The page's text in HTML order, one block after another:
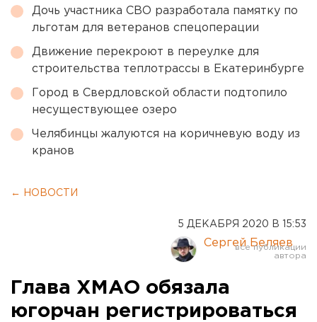
Дочь участника СВО разработала памятку по
льготам для ветеранов спецоперации
Движение перекроют в переулке для
строительства теплотрассы в Екатеринбурге
Город в Свердловской области подтопило
несуществующее озеро
Челябинцы жалуются на коричневую воду из
кранов
← НОВОСТИ
5 ДЕКАБРЯ 2020 В 15:53
Сергей Беляев
Глава ХМАО обязала
югорчан регистрироваться